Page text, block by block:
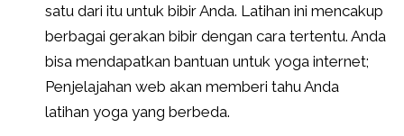
satu dari itu untuk bibir Anda. Latihan ini mencakup
berbagai gerakan bibir dengan cara tertentu. Anda
bisa mendapatkan bantuan untuk yoga internet;
Penjelajahan web akan memberi tahu Anda
latihan yoga yang berbeda.